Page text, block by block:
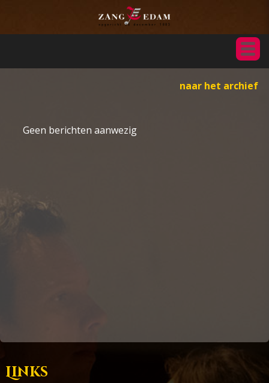
naar het archief
Geen berichten aanwezig
Links